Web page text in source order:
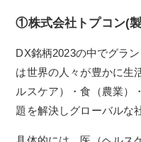
①株式会社トプコン(
DX銘柄2023の中でグラ
は世界の人々が豊かに生
ルスケア）・食（農業）
題を解決しグローバルな